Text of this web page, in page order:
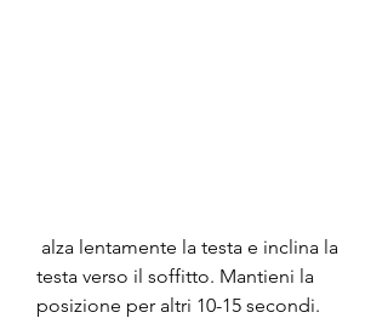
testa verso il soffitto. Mantieni la
posizione per altri 10-15 secondi.